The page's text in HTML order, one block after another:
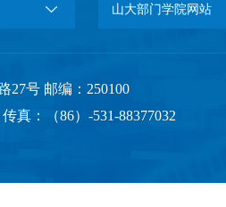
山大部门学院网站
27号 邮编：250100
真：（86）-531-88377032